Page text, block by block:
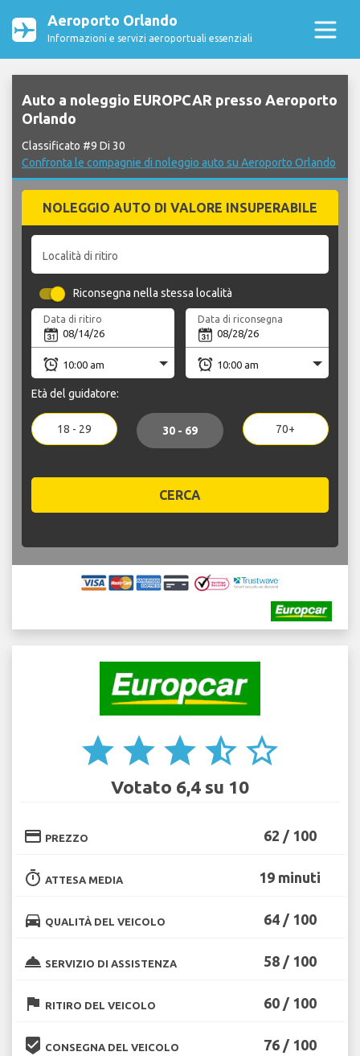
Aeroporto Orlando
Informazioni e servizi aeroportuali essenziali
Auto a noleggio EUROPCAR presso Aeroporto
Orlando
Classificato #9 Di 30
Confronta le compagnie di noleggio auto su Aeroporto Orlando
NOLEGGIO AUTO DI VALORE INSUPERABILE
Località di ritiro
Riconsegna nella stessa località
Data di ritiro Data di riconsegna
Età del guidatore:
18 - 29 30 - 69 70+
CERCA
star star star star_half star_border
Votato 6,4 su 10
credit_card PREZZO 62 / 100
timer ATTESA MEDIA 19 minuti
directions_car QUALITÀ DEL VEICOLO 64 / 100
room_service SERVIZIO DI ASSISTENZA 58 / 100
flag RITIRO DEL VEICOLO 60 / 100
beenhere CONSEGNA DEL VEICOLO 76 / 100